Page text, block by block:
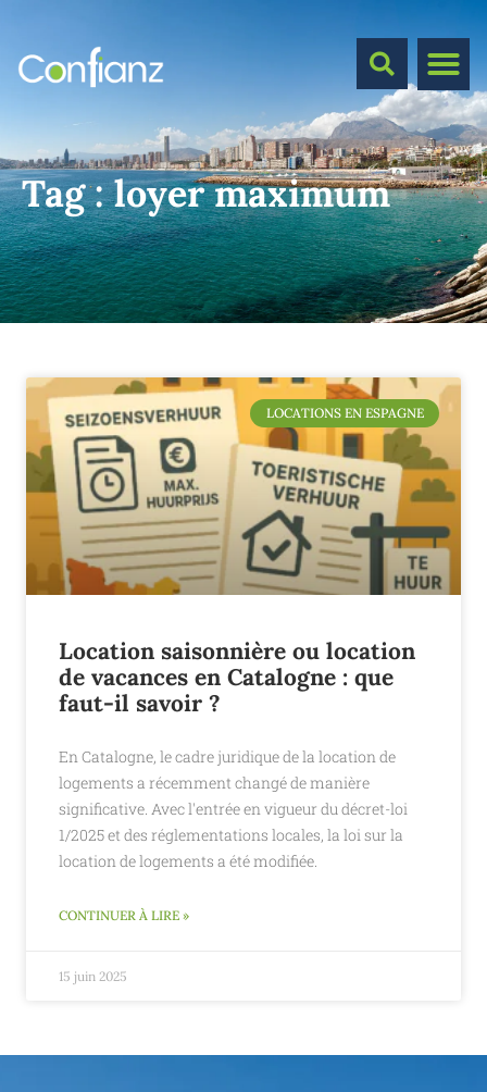
Tag :loyer maximum
LOCATIONS EN ESPAGNE
Location saisonnière ou location
de vacances en Catalogne : que
faut-il savoir ?
En Catalogne, le cadre juridique de la location de
logements a récemment changé de manière
significative. Avec l'entrée en vigueur du décret-loi
1/2025 et des réglementations locales, la loi sur la
location de logements a été modifiée.
CONTINUER À LIRE »
15 juin 2025